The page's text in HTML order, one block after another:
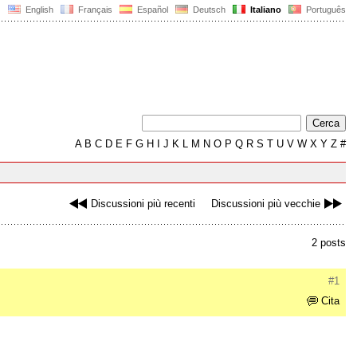
English Français Español Deutsch Italiano Português
AB C D E F G H J K L M N O P Q R S T U V W X Y Z #
Discussioni più recenti Discussioni più vecchie
2 posts
#1
Cita